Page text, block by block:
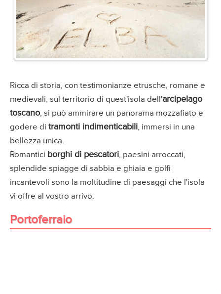
Ricca di storia, con testimonianze etrusche, romane e
medievali, sul territorio di quest'isola dell'arcipelago
toscano, si può ammirare un panorama mozzafiato e
godere di tramonti indimenticabili, immersi in una
bellezza unica.
Romantici borghi di pescatori, paesini arroccati,
splendide spiagge di sabbia e ghiaia e golfi
incantevoli sono la moltitudine di paesaggi che l'isola
vi offre al vostro arrivo.
Portoferraio